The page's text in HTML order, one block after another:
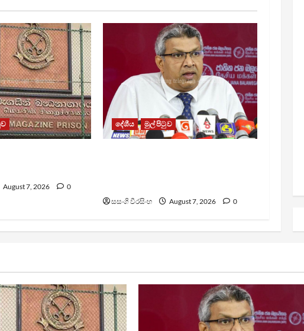
August 7, 2026 0
දේශීය මුල් පිටුව
සසංගි වීරසිංහ August 7, 2026 0